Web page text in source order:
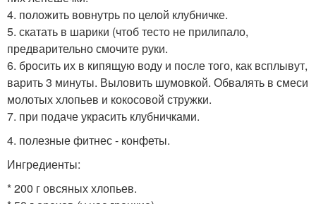
4. положить вовнутрь по целой клубничке.
5. скатать в шарики (чтоб тесто не прилипало,
предварительно смочите руки.
6. бросить их в кипящую воду и после того, как всплывут,
варить 3 минуты. Выловить шумовкой. Обвалять в смеси
молотых хлопьев и кокосовой стружки.
7. при подаче украсить клубничками.
4. полезные фитнес - конфеты.
Ингредиенты:
* 200 г овсяных хлопьев.